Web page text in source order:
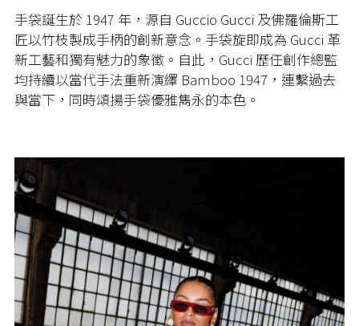
手袋誕生於 1947 年，源自 Guccio Gucci 及佛羅倫斯工
匠以竹枝製成手柄的創新意念。手袋旋即成為 Gucci 革
新工藝和獨有魅力的象徵。自此，Gucci 歷任創作總監
均持續以當代手法重新演繹 Bamboo 1947，連繫過去
與當下，同時頌揚手袋優雅雋永的本色。